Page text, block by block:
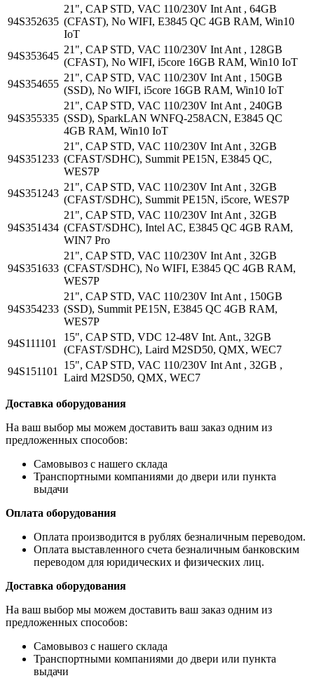
94S352635
21", CAP STD, VAC 110/230V Int Ant , 64GB
(CFAST), No WIFI, E3845 QC 4GB RAM, Win10
IoT
94S353645
21", CAP STD, VAC 110/230V Int Ant , 128GB
(CFAST), No WIFI, i5core 16GB RAM, Win10 IoT
94S354655
21", CAP STD, VAC 110/230V Int Ant , 150GB
(SSD), No WIFI, i5core 16GB RAM, Win10 IoT
94S355335
21", CAP STD, VAC 110/230V Int Ant , 240GB
(SSD), SparkLAN WNFQ-258ACN, E3845 QC
4GB RAM, Win10 IoT
94S351233
21", CAP STD, VAC 110/230V Int Ant , 32GB
(CFAST/SDHC), Summit PE15N, E3845 QC,
WES7P
94S351243
21", CAP STD, VAC 110/230V Int Ant , 32GB
(CFAST/SDHC), Summit PE15N, i5core, WES7P
94S351434
21", CAP STD, VAC 110/230V Int Ant , 32GB
(CFAST/SDHC), Intel AC, E3845 QC 4GB RAM,
WIN7 Pro
94S351633
21", CAP STD, VAC 110/230V Int Ant , 32GB
(CFAST/SDHC), No WIFI, E3845 QC 4GB RAM,
WES7P
94S354233
21", CAP STD, VAC 110/230V Int Ant , 150GB
(SSD), Summit PE15N, E3845 QC 4GB RAM,
WES7P
94S111101
15", CAP STD, VDC 12-48V Int. Ant., 32GB
(CFAST/SDHC), Laird M2SD50, QMX, WEC7
94S151101
15", CAP STD, VAC 110/230V Int Ant , 32GB ,
Laird M2SD50, QMX, WEC7
Доставка оборудования
На ваш выбор мы можем доставить ваш заказ одним из
предложенных способов:
Самовывоз с нашего склада
Транспортными компаниями до двери или пункта
выдачи
Оплата оборудования
Оплата производится в рублях безналичным переводом.
Оплата выставленного счета безналичным банковским
переводом для юридических и физических лиц.
Доставка оборудования
На ваш выбор мы можем доставить ваш заказ одним из
предложенных способов:
Самовывоз с нашего склада
Транспортными компаниями до двери или пункта
выдачи